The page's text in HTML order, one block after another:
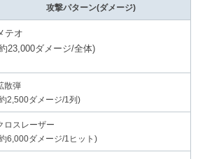
攻撃パターン(ダメージ)
テオ
23,000ダメージ/全体)
散弾
2,500ダメージ/1列)
ロスレーザー
6,000ダメージ/1ヒット)